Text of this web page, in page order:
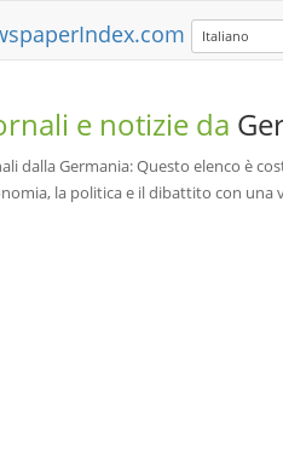
Italiano
e notizie da
dalla Germania: Questo elenco è
la politica e il dibattito con una